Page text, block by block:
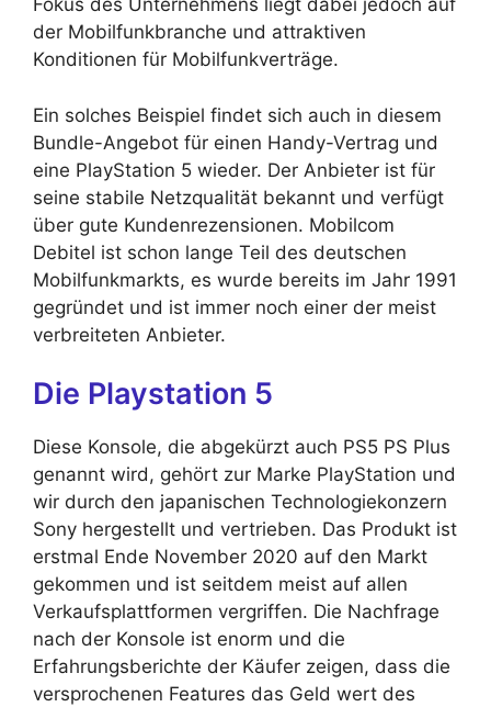
Fokus des Unternehmens liegt dabei jedoch auf
der Mobilfunkbranche und attraktiven
Konditionen für Mobilfunkverträge.
Ein solches Beispiel findet sich auch in diesem
Bundle-Angebot für einen Handy-Vertrag und
eine PlayStation 5 wieder. Der Anbieter ist für
seine stabile Netzqualität bekannt und verfügt
über gute Kundenrezensionen. Mobilcom
Debitel ist schon lange Teil des deutschen
Mobilfunkmarkts, es wurde bereits im Jahr 1991
gegründet und ist immer noch einer der meist
verbreiteten Anbieter.
Die Playstation 5
Diese Konsole, die abgekürzt auch PS5 PS Plus
genannt wird, gehört zur Marke PlayStation und
wir durch den japanischen Technologiekonzern
Sony hergestellt und vertrieben. Das Produkt ist
erstmal Ende November 2020 auf den Markt
gekommen und ist seitdem meist auf allen
Verkaufsplattformen vergriffen. Die Nachfrage
nach der Konsole ist enorm und die
Erfahrungsberichte der Käufer zeigen, dass die
versprochenen Features das Geld wert des